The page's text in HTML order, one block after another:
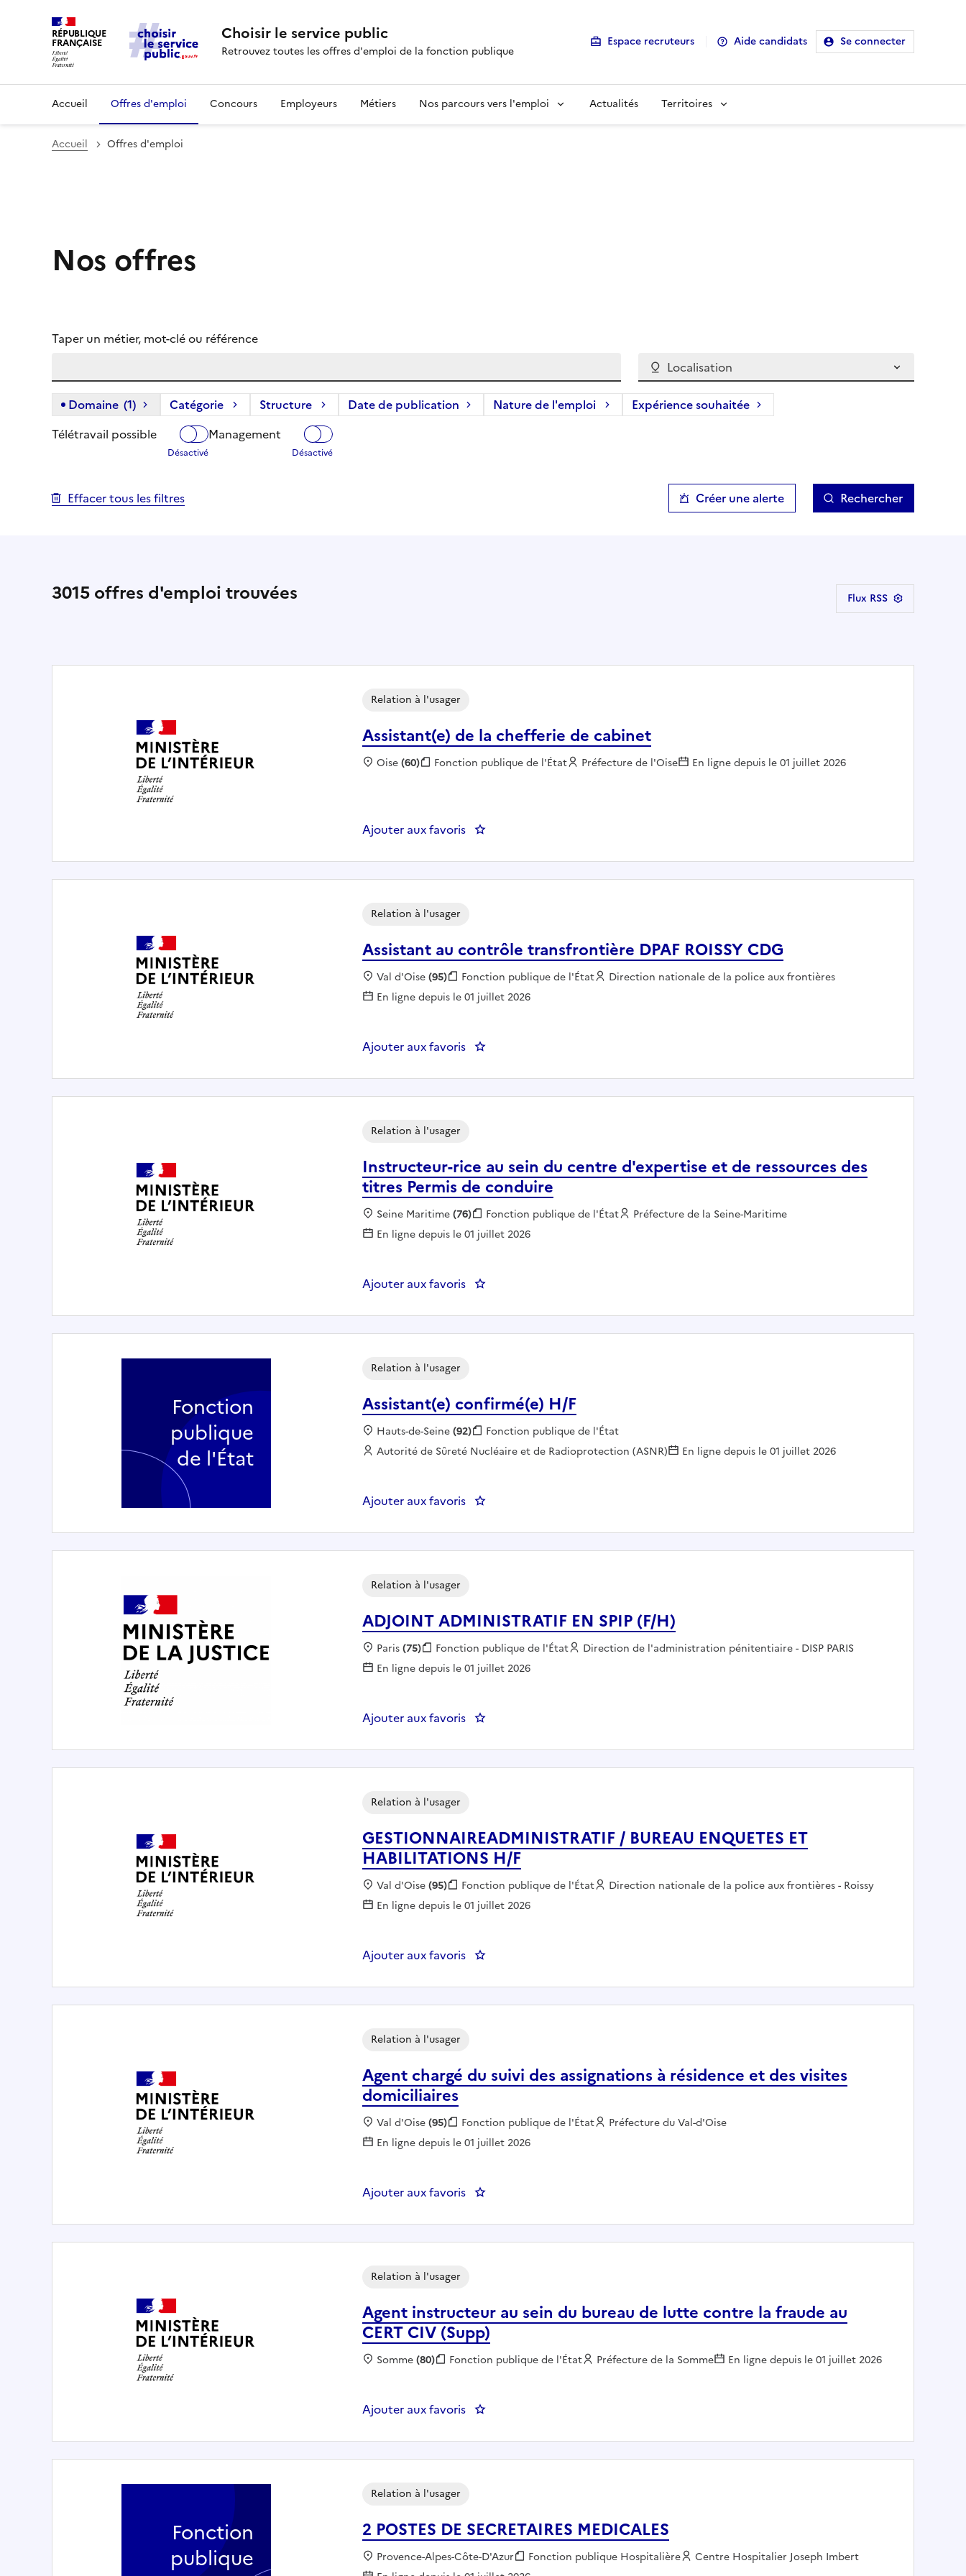
RÉPUBLIQUE
FRANÇAISE Choisir le service public
Retrouvez toutes les offres d'emploi de la fonction publique
Espace recruteurs Aide candidats Se connecter
Accueil Offres d'emploi Concours Employeurs Métiers Nos parcours vers l'emploi Actualités Territoires
Accueil Offres d'emploi
Nos offres
Taper un métier, mot-clé ou référence
Localisation
Domaine (1) (1 filtre actif) :
Catégorie Structure Date de publication Nature de l'emploi
Expérience souhaitée
Télétravail possible
Management
Effacer tous les filtres Créer une alerte Rechercher
3015offres d'emploi trouvées Flux RSS
Assistant(e) de la chefferie de cabinet
Relation à l'usager
Localisation :
Oise(60) Fonction publique :
Fonction publique de l'État Employeur :
Préfecture de l'Oise En ligne depuis le 01 juillet 2026
Ajouter aux favoris : Assistant(e) de la chefferie de cabinet
Assistant au contrôle transfrontière DPAF ROISSY CDG
Relation à l'usager
Localisation :
Val d'Oise(95) Fonction publique :
Fonction publique de l'État Employeur :
Direction nationale de la police aux frontières
En ligne depuis le 01 juillet 2026
Ajouter aux favoris : Assistant au contrôle transfrontière DPAF ROISSY CDG
Instructeur-rice au sein du centre d'expertise et de ressources des
titres Permis de conduire
Relation à l'usager
Localisation :
Seine Maritime(76) Fonction publique :
Fonction publique de l'État Employeur :
Préfecture de la Seine-Maritime
En ligne depuis le 01 juillet 2026
Ajouter aux favoris : Instructeur-rice au sein du centre d'expertise et de ressources des titres Permis de
Assistant(e) confirmé(e) H/F
Relation à l'usager
Localisation :
Hauts-de-Seine(92) Fonction publique :
Fonction publique de l'État
Employeur :
Autorité de Sûreté Nucléaire et de Radioprotection (ASNR) En ligne depuis le 01 juillet 2026
Ajouter aux favoris : Assistant(e) confirmé(e) H/F
Fonction
publique
de l'État
ADJOINT ADMINISTRATIF EN SPIP (F/H)
Relation à l'usager
Localisation :
Paris(75) Fonction publique :
Fonction publique de l'État Employeur :
Direction de l'administration pénitentiaire - DISP PARIS
En ligne depuis le 01 juillet 2026
Ajouter aux favoris : ADJOINT ADMINISTRATIF EN SPIP (F/H)
GESTIONNAIREADMINISTRATIF / BUREAU ENQUETES ET
HABILITATIONS H/F
Relation à l'usager
Localisation :
Val d'Oise(95) Fonction publique :
Fonction publique de l'État Employeur :
Direction nationale de la police aux frontières - Roissy
En ligne depuis le 01 juillet 2026
Ajouter aux favoris : GESTIONNAIREADMINISTRATIF / BUREAU ENQUETES ET HABILITATIONS H/F
Agent chargé du suivi des assignations à résidence et des visites
domiciliaires
Relation à l'usager
Localisation :
Val d'Oise(95) Fonction publique :
Fonction publique de l'État Employeur :
Préfecture du Val-d'Oise
En ligne depuis le 01 juillet 2026
Ajouter aux favoris : Agent chargé du suivi des assignations à résidence et des visites domiciliaires
Agent instructeur au sein du bureau de lutte contre la fraude au
CERT CIV (Supp)
Relation à l'usager
Localisation :
Somme(80) Fonction publique :
Fonction publique de l'État Employeur :
Préfecture de la Somme En ligne depuis le 01 juillet 2026
Ajouter aux favoris : Agent instructeur au sein du bureau de lutte contre la fraude au CERT CIV (Supp)
2 POSTES DE SECRETAIRES MEDICALES
Relation à l'usager
Localisation :
Provence-Alpes-Côte-D'Azur Fonction publique :
Fonction publique Hospitalière Employeur :
Centre Hospitalier Joseph Imbert
Fonction
publique